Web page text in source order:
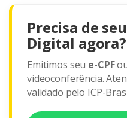
Precisa de
Digital agora?
Emitimos seu e-CPF
videoconferência.
validado pelo ICP-